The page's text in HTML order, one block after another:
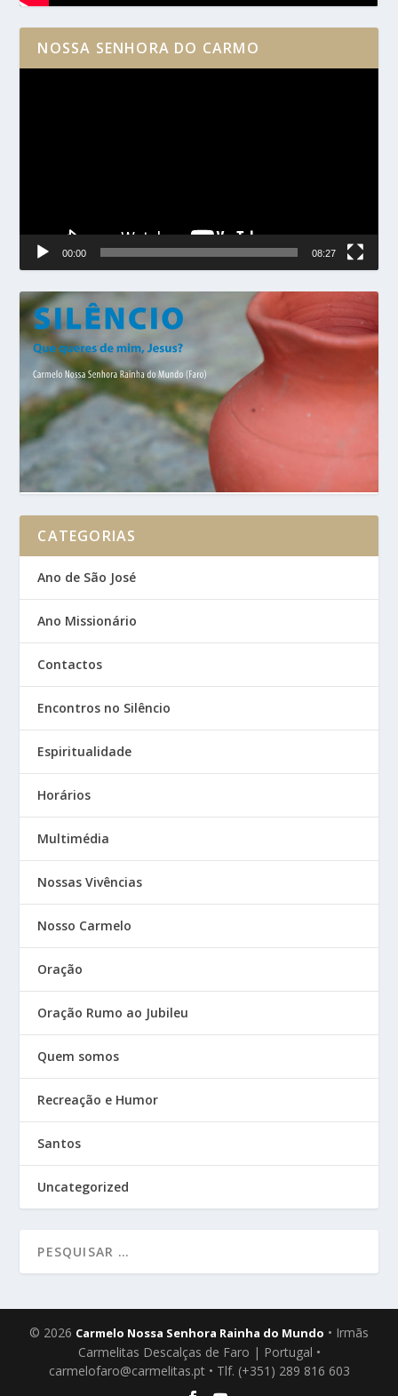
NOSSA SENHORA DO CARMO
00:00 08:27
CATEGORIAS
Ano de São José
Ano Missionário
Contactos
Encontros no Silêncio
Espiritualidade
Horários
Multimédia
Nossas Vivências
Nosso Carmelo
Oração
Oração Rumo ao Jubileu
Quem somos
Recreação e Humor
Santos
Uncategorized
© 2026 Carmelo Nossa Senhora Rainha do Mundo • Irmãs
Carmelitas Descalças de Faro | Portugal •
carmelofaro@carmelitas.pt • Tlf. (+351) 289 816 603